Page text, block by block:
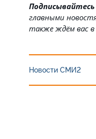
главными
также ждём вас в
Новости СМИ2